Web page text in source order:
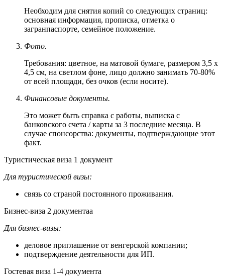
Необходим для снятия копий со следующих страниц:
основная информация, прописка, отметка о
загранпаспорте, семейное положение.
Фото.
Требования: цветное, на матовой бумаге, размером 3,5 х
4,5 см, на светлом фоне, лицо должно занимать 70-80%
от всей площади, без очков (если носите).
Финансовые документы.
Это может быть справка с работы, выписка с
банковского счета / карты за 3 последние месяца. В
случае спонсорства: документы, подтверждающие этот
факт.
Туристическая виза 1 документ
Для туристической визы:
связь со страной постоянного проживания.
Бизнес-виза 2 документаа
Для бизнес-визы:
деловое приглашение от венгерской компании;
подтверждение деятельности для ИП.
Гостевая виза 1-4 документа